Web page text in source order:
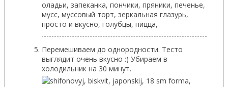
Перемешиваем до однородности. Тесто
выглядит очень вкусно :) Убираем в
холодильник на 30 минут.